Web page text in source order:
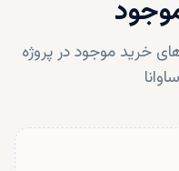
خرید موجود در پروژه